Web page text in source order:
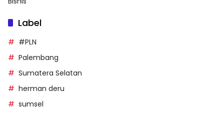
Label
#PLN
Palembang
Sumatera Selatan
herman deru
sumsel